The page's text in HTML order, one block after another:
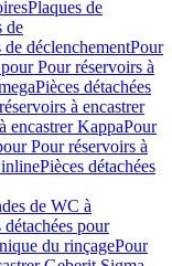
Plaques de
de
de déclenchementPour
Pour réservoirs à
Pièces détachées
à encastrer
encastrer KappaPour
Pour réservoirs à
Pièces détachées
de WC à
détachées pour
du rinçagePour